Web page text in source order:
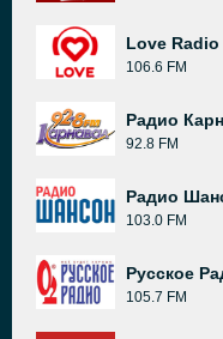
Love
106.6 FM
Радио
92.8 FM
Радио
103.0 FM
Русское
105.7 FM